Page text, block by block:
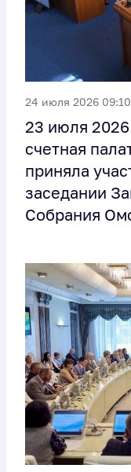
24 июля 2026 09:10
23 июля
счетная
приняла
заседании
Собрания